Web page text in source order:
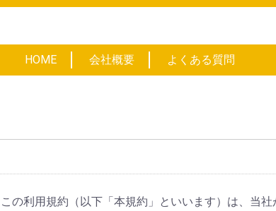
HOME 会社概要 よくある質問
この利用規約（以下「本規約」といいます）は、当